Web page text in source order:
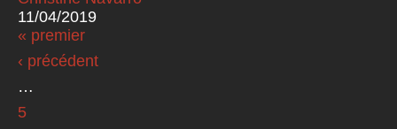
11/04/2019
Pages
« premier
‹ précédent
…
5